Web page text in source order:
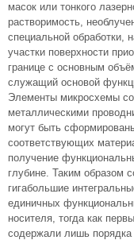
масок или тонкого
растворимость,
специальной обработки,
участки поверхности
границе с основным
служащий основой
Элементы микросхемы
металлическими
могут быть
соответствующих
получение
глубине. Таким образом
гигабольшие
единичных
носителя, тогда как
содержали лишь